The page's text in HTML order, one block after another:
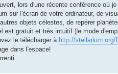
lors d'une récente conférence où
sur l'écran de votre ordinateur, de
objets célestes, de repérer
est gratuit et très intuitif (le mode
le télécharger à http://stellarium.org/
dans l'espace!